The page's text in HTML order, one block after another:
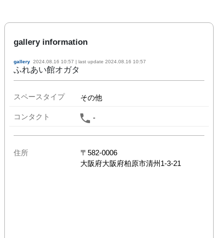
gallery information
gallery 2024.08.16 10:57 | last update 2024.08.16 10:57
ふれあい館オガタ
スペースタイプ その他
コンタクト -
住所 〒 582-0006
大阪府大阪府柏原市清州1-3-21